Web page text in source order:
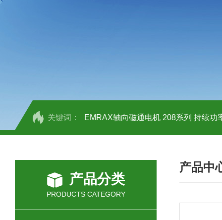
关键词： EMRAX轴向磁通电机 208系列 持续功
OEMER三相同步电机MTES 132SB/2
OEMER三相同步电机MTES 160MA/2
产品分类
PRODUCTS CATEGORY
产品中